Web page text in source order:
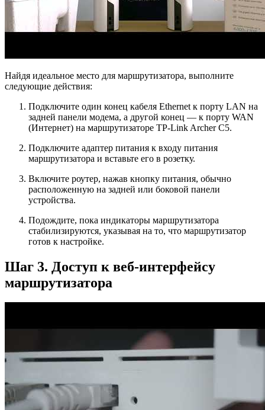
Найдя идеальное место для маршрутизатора, выполните
следующие действия:
Подключите один конец кабеля Ethernet к порту LAN на
задней панели модема, а другой конец — к порту WAN
(Интернет) на маршрутизаторе TP-Link Archer C5.
Подключите адаптер питания к входу питания
маршрутизатора и вставьте его в розетку.
Включите роутер, нажав кнопку питания, обычно
расположенную на задней или боковой панели
устройства.
Подождите, пока индикаторы маршрутизатора
стабилизируются, указывая на то, что маршрутизатор
готов к настройке.
Шаг 3. Доступ к веб-интерфейсу
маршрутизатора